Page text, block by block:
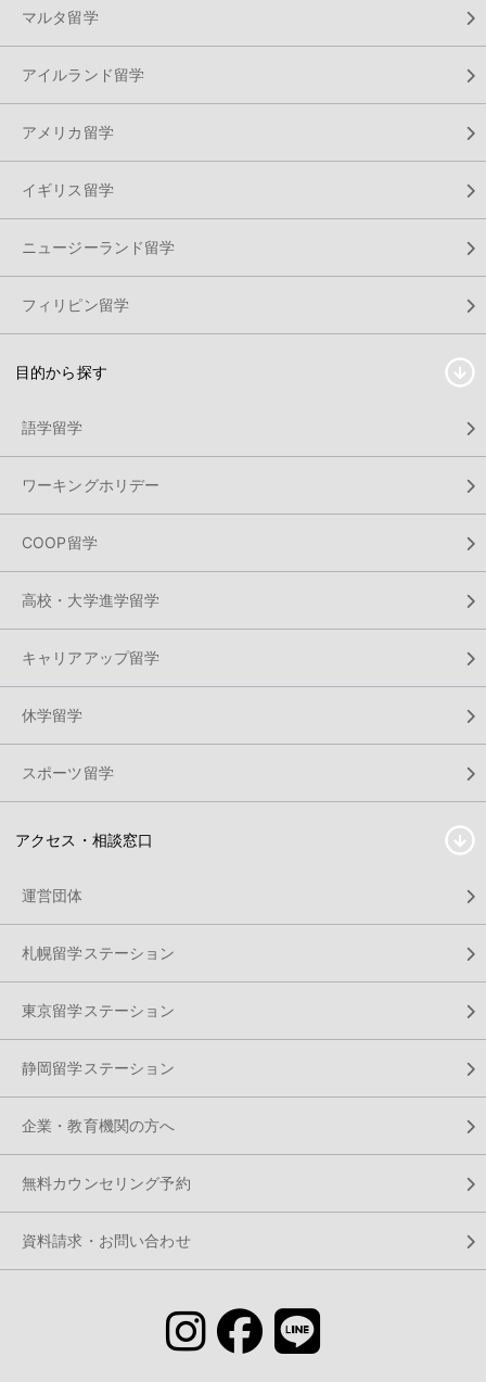
マルタ留学
アイルランド留学
アメリカ留学
イギリス留学
ニュージーランド留学
フィリピン留学
目的から探す
語学留学
ワーキングホリデー
COOP留学
高校・大学進学留学
キャリアアップ留学
休学留学
スポーツ留学
アクセス・相談窓口
運営団体
札幌留学ステーション
東京留学ステーション
静岡留学ステーション
企業・教育機関の方へ
無料カウンセリング予約
資料請求・お問い合わせ